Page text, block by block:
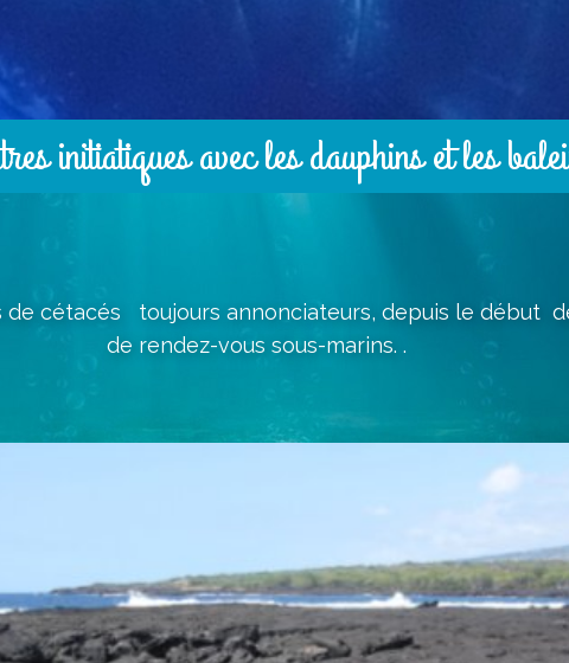
initiatiques avec les dauphins et les
cétacés toujours annonciateurs, depuis le début
de rendez-vous sous-marins. .